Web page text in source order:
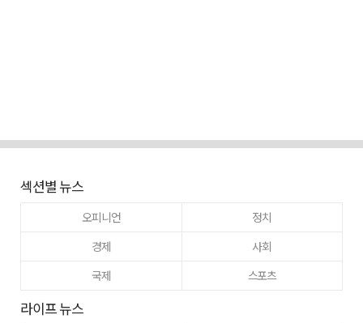
섹션별 뉴스
오피니언
정치
경제
사회
국제
스포츠
라이프 뉴스